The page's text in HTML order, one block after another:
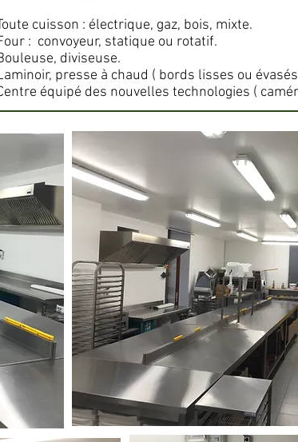
cuisson : électrique, gaz, bois, mixte.
: convoyeur, statique ou rotatif.
diviseuse.
presse à chaud ( bords lisses ou
équipé des nouvelles technologies (